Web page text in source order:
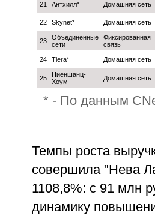
21 Антхилл* Домашняя сеть
22 Skynet* Домашняя сеть
23
Объединённые
сети
Фиксированная
связь
24 Tiera* Домашняя сеть
25
Ниеншанц-
Хоум
Домашняя сеть
* - По данным
Темпы роста
совершила "Нева
1108,8%: с 91 млн
динамику